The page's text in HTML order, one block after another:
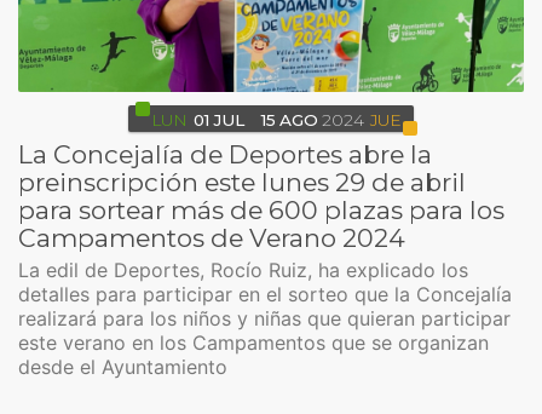
LUN 01 JUL 15 AGO 2024 JUE
La Concejalía de Deportes abre la
preinscripción este lunes 29 de abril
para sortear más de 600 plazas para los
Campamentos de Verano 2024
La edil de Deportes, Rocío Ruiz, ha explicado los
detalles para participar en el sorteo que la Concejalía
realizará para los niños y niñas que quieran participar
este verano en los Campamentos que se organizan
desde el Ayuntamiento